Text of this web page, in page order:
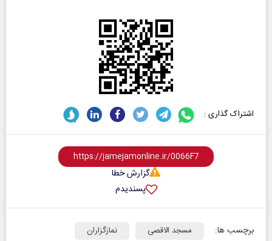
اشتراک گذاری :
گزارش خطا
پسندیدم
برچسب ها: مسجد الاقصی
نمازگزاران